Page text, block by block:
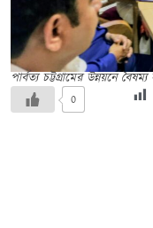
পার্বত্য চট্টগ্রামের উন্নয়নে
0